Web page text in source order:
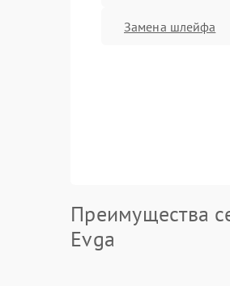
Замена шлейфа
Преимущества
Evga